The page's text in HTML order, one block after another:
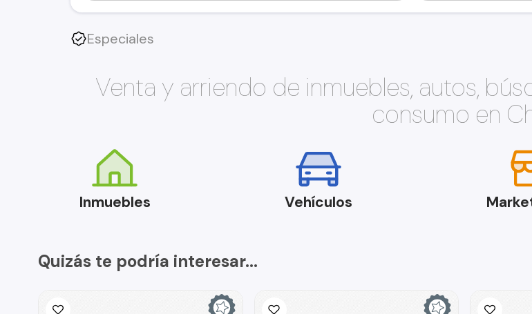
Especiales
Venta y arriendo de inmuebles, autos,
consumo en
Inmuebles Vehículos
Quizás te podría interesar...